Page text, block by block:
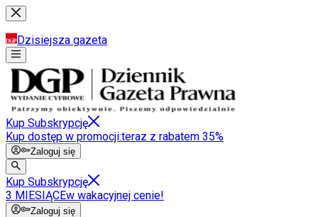
Dzisiejsza gazeta
Kup Subskrypcję
Kup dostęp w promocji:teraz z rabatem 35%
Zaloguj się
Kup Subskrypcję
3 MIESIĄCEw wakacyjnej cenie!
Zaloguj się